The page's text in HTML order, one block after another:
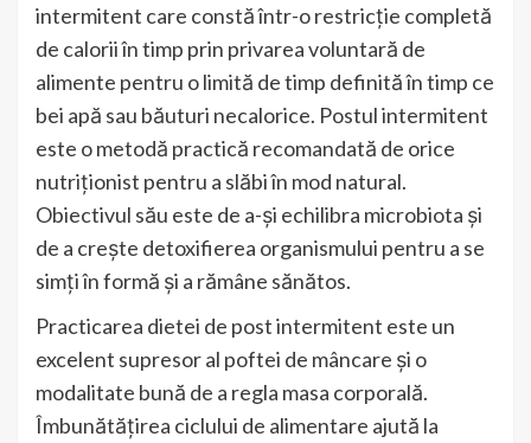
intermitent care constă într-o restricție completă
de calorii în timp prin privarea voluntară de
alimente pentru o limită de timp definită în timp ce
bei apă sau băuturi necalorice. Postul intermitent
este o metodă practică recomandată de orice
nutriționist pentru a slăbi în mod natural.
Obiectivul său este de a-și echilibra microbiota și
de a crește detoxifierea organismului pentru a se
simți în formă și a rămâne sănătos.
Practicarea dietei de post intermitent este un
excelent supresor al poftei de mâncare și o
modalitate bună de a regla masa corporală.
Îmbunătățirea ciclului de alimentare ajută la